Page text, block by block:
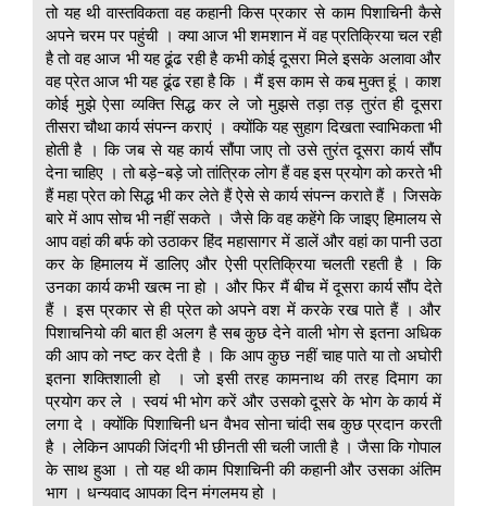
तो यह थी वास्तविकता वह कहानी किस प्रकार से काम पिशाचिनी कैसे
अपने चरम पर पहुंची । क्या आज भी शमशान में वह प्रतिक्रिया चल रही
है तो वह आज भी यह ढूंढ रही है कभी कोई दूसरा मिले इसके अलावा और
वह प्रेत आज भी यह ढूंढ रहा है कि । मैं इस काम से कब मुक्त हूं । काश
कोई मुझे ऐसा व्यक्ति सिद्ध कर ले जो मुझसे तड़ा तड़ तुरंत ही दूसरा
तीसरा चौथा कार्य संपन्न कराएं । क्योंकि यह सुहाग दिखता स्वाभिकता भी
होती है । कि जब से यह कार्य सौंपा जाए तो उसे तुरंत दूसरा कार्य सौंप
देना चाहिए । तो बड़े-बड़े जो तांत्रिक लोग हैं वह इस प्रयोग को करते भी
हैं महा प्रेत को सिद्ध भी कर लेते हैं ऐसे से कार्य संपन्न कराते हैं । जिसके
बारे में आप सोच भी नहीं सकते । जैसे कि वह कहेंगे कि जाइए हिमालय से
आप वहां की बर्फ को उठाकर हिंद महासागर में डालें और वहां का पानी उठा
कर के हिमालय में डालिए और ऐसी प्रतिक्रिया चलती रहती है । कि
उनका कार्य कभी खत्म ना हो । और फिर मैं बीच में दूसरा कार्य सौंप देते
हैं । इस प्रकार से ही प्रेत को अपने वश में करके रख पाते हैं । और
पिशाचनियो की बात ही अलग है सब कुछ देने वाली भोग से इतना अधिक
की आप को नष्ट कर देती है । कि आप कुछ नहीं चाह पाते या तो अघोरी
इतना शक्तिशाली हो । जो इसी तरह कामनाथ की तरह दिमाग का
प्रयोग कर ले । स्वयं भी भोग करें और उसको दूसरे के भोग के कार्य में
लगा दे । क्योंकि पिशाचिनी धन वैभव सोना चांदी सब कुछ प्रदान करती
है । लेकिन आपकी जिंदगी भी छीनती सी चली जाती है । जैसा कि गोपाल
के साथ हुआ । तो यह थी काम पिशाचिनी की कहानी और उसका अंतिम
भाग । धन्यवाद आपका दिन मंगलमय हो ।